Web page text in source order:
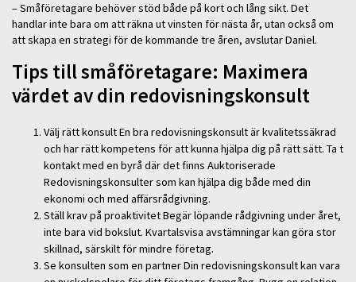
– Småföretagare behöver stöd både på kort och lång sikt. Det
handlar inte bara om att räkna ut vinsten för nästa år, utan också om
att skapa en strategi för de kommande tre åren, avslutar Daniel.
Tips till småföretagare: Maximera
värdet av din redovisningskonsult
Välj rätt konsult En bra redovisningskonsult är kvalitetssäkrad
och har rätt kompetens för att kunna hjälpa dig på rätt sätt. Ta t
kontakt med en byrå där det finns Auktoriserade
Redovisningskonsulter som kan hjälpa dig både med din
ekonomi och med affärsrådgivning.
Ställ krav på proaktivitet Begär löpande rådgivning under året,
inte bara vid bokslut. Kvartalsvisa avstämningar kan göra stor
skillnad, särskilt för mindre företag.
Se konsulten som en partner Din redovisningskonsult kan vara